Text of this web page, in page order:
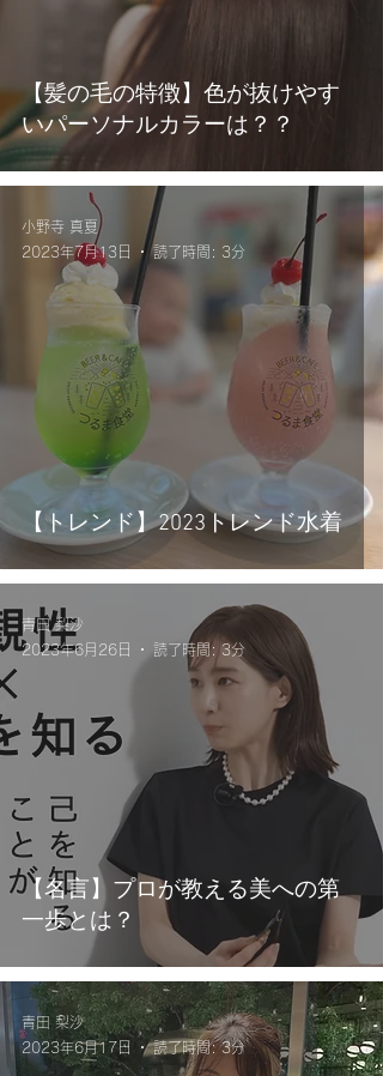
【髪の毛の特徴】色が抜けやす
いパーソナルカラーは？？
【トレンド】2023トレンド水着
小野寺 真夏
2023年7月13日
読了時間: 3分
【名言】プロが教える美への第
一歩とは？
青田 梨沙
2023年6月26日
読了時間: 3分
青田 梨沙
2023年6月17日
読了時間: 3分